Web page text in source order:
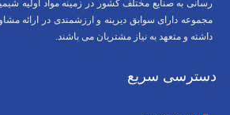
رسانی به صنایع مختلف کشور در زمینه مواد اولیه
مجموعه دارای سوابق دیرینه و ارزشمندی در ارائه
داشته و متعهد به نیاز مشتریان می باشند.
دسترسی سریع